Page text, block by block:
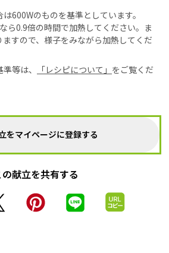
600Wのものを基準としています。
ら0.9倍の時間で加熱してください。ま
すので、様子をみながら加熱してくだ
等は、
「レシピについて」 をご覧くだ
をマイページに登録する
の献立を共有する